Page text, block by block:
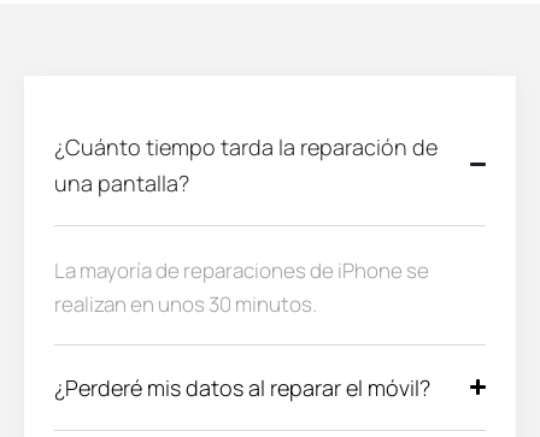
¿Cuánto tiempo tarda la reparación de
una pantalla?
La mayoría de reparaciones de iPhone se
realizan en unos 30 minutos.
¿Perderé mis datos al reparar el móvil?